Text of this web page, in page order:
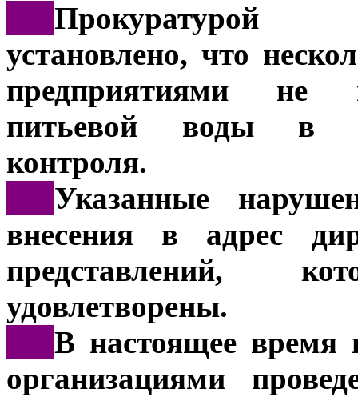
Прокуратурой
установлено, что
предприятиями не
питьевой воды в
контроля.
Указанные
внесения в адрес
представлений,
удовлетворены.
В настоящее время
организациями